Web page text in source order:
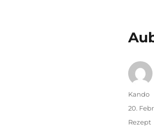
Autor
Kando
20.
Rezept